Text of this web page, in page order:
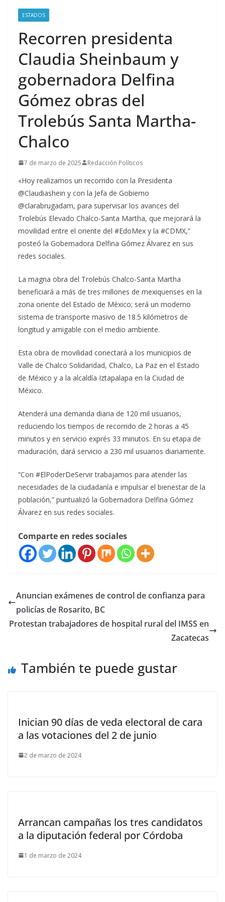
ESTADOS
Recorren presidenta
Claudia Sheinbaum y
gobernadora Delfina
Gómez obras del
Trolebús Santa Martha-
Chalco
7 de marzo de 2025 Redacción Políticos
«Hoy realizamos un recorrido con la Presidenta
@Claudiashein y con la Jefa de Gobierno
@clarabrugadam, para supervisar los avances del
Trolebús Elevado Chalco-Santa Martha, que mejorará la
movilidad entre el oriente del #EdoMex y la #CDMX,”
posteó la Gobernadora Delfina Gómez Álvarez en sus
redes sociales.
La magna obra del Trolebús Chalco-Santa Martha
beneficiará a más de tres millones de mexiquenses en la
zona oriente del Estado de México; será un moderno
sistema de transporte masivo de 18.5 kilómetros de
longitud y amigable con el medio ambiente.
Esta obra de movilidad conectará a los municipios de
Valle de Chalco Solidaridad, Chalco, La Paz en el Estado
de México y a la alcaldía Iztapalapa en la Ciudad de
México.
Atenderá una demanda diaria de 120 mil usuarios,
reduciendo los tiempos de recorrido de 2 horas a 45
minutos y en servicio exprés 33 minutos. En su etapa de
maduración, dará servicio a 230 mil usuarios diariamente.
“Con #ElPoderDeServir trabajamos para atender las
necesidades de la ciudadanía e impulsar el bienestar de la
población,” puntualizó la Gobernadora Delfina Gómez
Álvarez en sus redes sociales.
Comparte en redes sociales
Anuncian exámenes de control de confianza para
policías de Rosarito, BC
Protestan trabajadores de hospital rural del IMSS en
Zacatecas
También te puede gustar
Inician 90 días de veda electoral de cara
a las votaciones del 2 de junio
2 de marzo de 2024
Arrancan campañas los tres candidatos
a la diputación federal por Córdoba
1 de marzo de 2024